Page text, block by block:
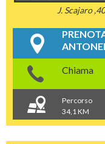
J. Scajaro
Chiama
Percorso
34,1 KM